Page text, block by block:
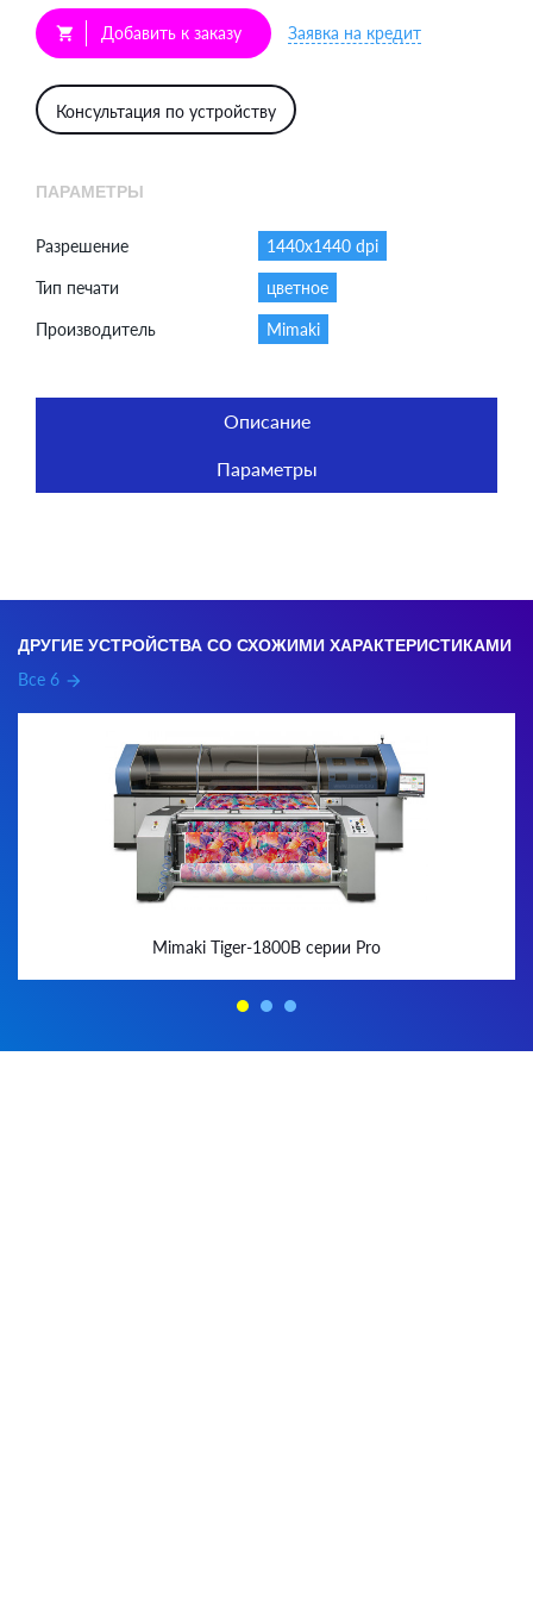
Описание
Параметры
shopping_cart Добавить к заказу Заявка на кредит
Консультация по устройству
ПАРАМЕТРЫ
Разрешение 1440x1440 dpi
Тип печати цветное
Производитель Mimaki
ДРУГИЕ УСТРОЙСТВА СО СХОЖИМИ ХАРАКТЕРИСТИКАМИ
Все 6 arrow_forward
Mimaki Tiger-1800B серии Pro